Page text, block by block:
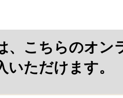
、こちらのオン
いただけます。